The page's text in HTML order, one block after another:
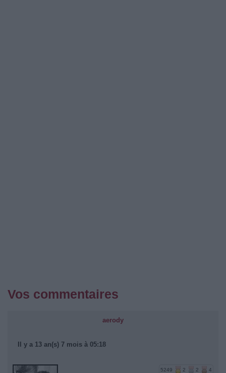
Vos commentaires
aerody
Il y a 13 an(s) 7 mois à 05:18
5249 2 2 4